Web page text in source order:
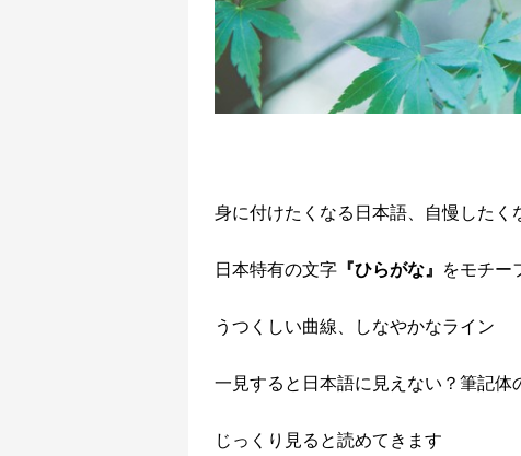
身に付けたくなる日本語、自慢したく
日本特有の文字 『ひらがな』 をモチー
うつくしい曲線、しなやかなライン
一見すると日本語に見えない？筆記体
じっくり見ると読めてきます